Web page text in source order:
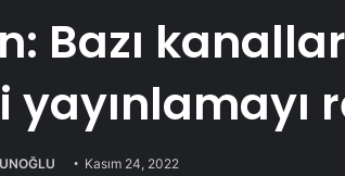
Bazı
yayınlamayı
Kasım 24, 2022